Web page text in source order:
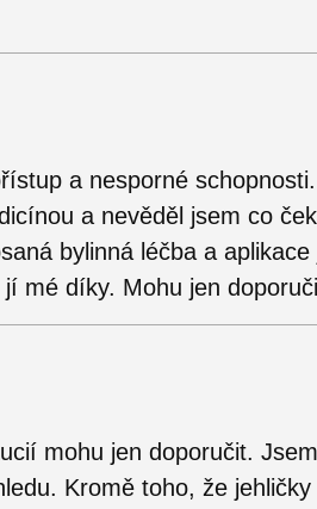
a nesporné
a nevěděl jsem co
bylinná léčba a
mé díky. Mohu jen
mohu jen doporučit.
Kromě toho, že